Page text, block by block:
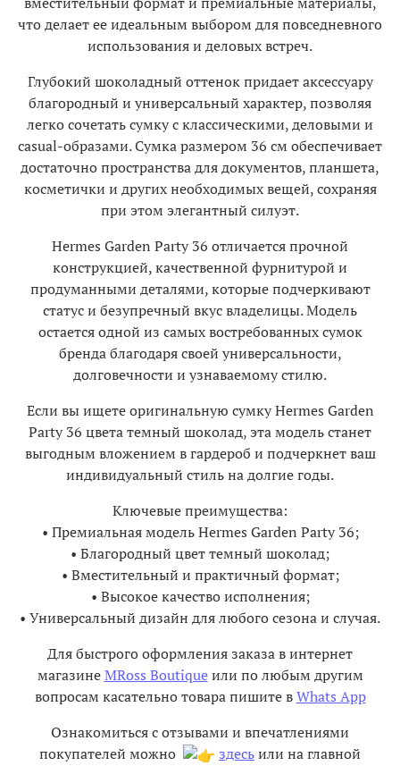
что делает ее идеальным выбором для повседневного
использования и деловых встреч.
Глубокий шоколадный оттенок придает аксессуару
благородный и универсальный характер, позволяя
легко сочетать сумку с классическими, деловыми и
casual-образами. Сумка размером 36 см обеспечивает
достаточно пространства для документов, планшета,
косметички и других необходимых вещей, сохраняя
при этом элегантный силуэт.
Hermes Garden Party 36 отличается прочной
конструкцией, качественной фурнитурой и
продуманными деталями, которые подчеркивают
статус и безупречный вкус владелицы. Модель
остается одной из самых востребованных сумок
бренда благодаря своей универсальности,
долговечности и узнаваемому стилю.
Если вы ищете оригинальную сумку Hermes Garden
Party 36 цвета темный шоколад, эта модель станет
выгодным вложением в гардероб и подчеркнет ваш
индивидуальный стиль на долгие годы.
Ключевые преимущества:
• Премиальная модель Hermes Garden Party 36;
• Благородный цвет темный шоколад;
• Вместительный и практичный формат;
• Высокое качество исполнения;
• Универсальный дизайн для любого сезона и случая.
Для быстрого оформления заказа в интернет
магазинеMRoss Boutiqueили по любым другим
вопросам касательно товара пишите вWhats App
Ознакомиться с отзывами и впечатлениями
покупателей можно
здесьили на главной